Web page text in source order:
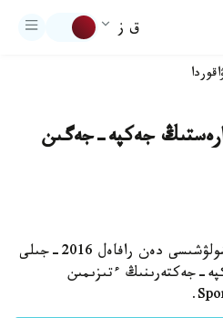
ق ز
اقوردا
جەكپە-جەگىن
استانا. قازاقپارات - ESPN شولۋشىسى دەن رافاەل 2016-جىلى
جەكتەرىنىڭ ءتىزىمىن